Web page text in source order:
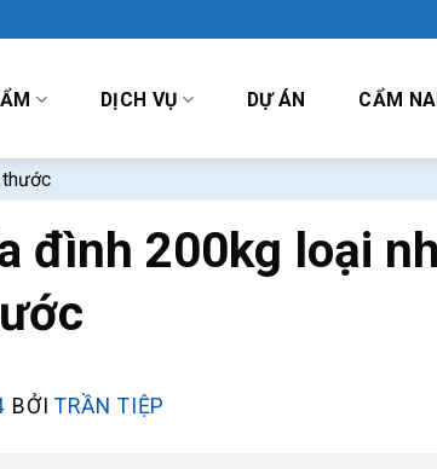
DỊCH VỤ DỰ ÁN CẨM
thước
đình 200kg loại
BỞITRẦN TIỆP